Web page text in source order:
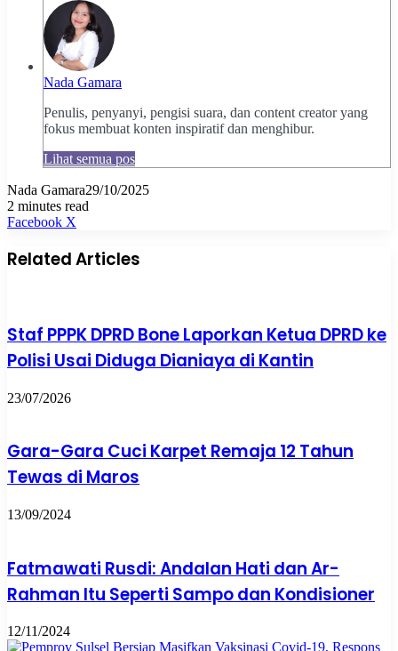
Nada Gamara
Penulis, penyanyi, pengisi suara, dan content creator yang
fokus membuat konten inspiratif dan menghibur.
Lihat semua pos
Nada Gamara29/10/2025
2 minutes read
Facebook X
Email
Related Articles
Staf PPPK DPRD Bone Laporkan Ketua DPRD ke
Polisi Usai Diduga Dianiaya di Kantin
23/07/2026
Gara-Gara Cuci Karpet Remaja 12 Tahun
Tewas di Maros
13/09/2024
Fatmawati Rusdi: Andalan Hati dan Ar-
Rahman Itu Seperti Sampo dan Kondisioner
12/11/2024